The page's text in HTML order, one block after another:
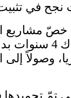
مسار بوش في ما
إسرائيل ومواجهة إيران. لكن
وصولاً إلى
تمّ